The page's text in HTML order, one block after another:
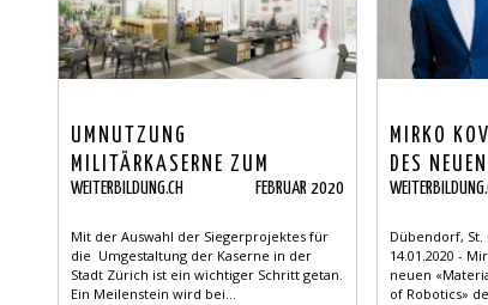
UMNUTZUNG
MILITÄRKASERNE ZUM
BILDUNGSZENTRUM FÜR
WEITERBILDUNG.CH FEBRUAR 2020
Mit der Auswahl der Siegerprojektes für
die Umgestaltung der Kaserne in der
Stadt Zürich ist ein wichtiger Schritt getan.
Ein Meilenstein wird bei...
MIRKO
DES
DES
LONDON»
Dübendorf, St.
14.01.2020 -
neuen
of Robotics»